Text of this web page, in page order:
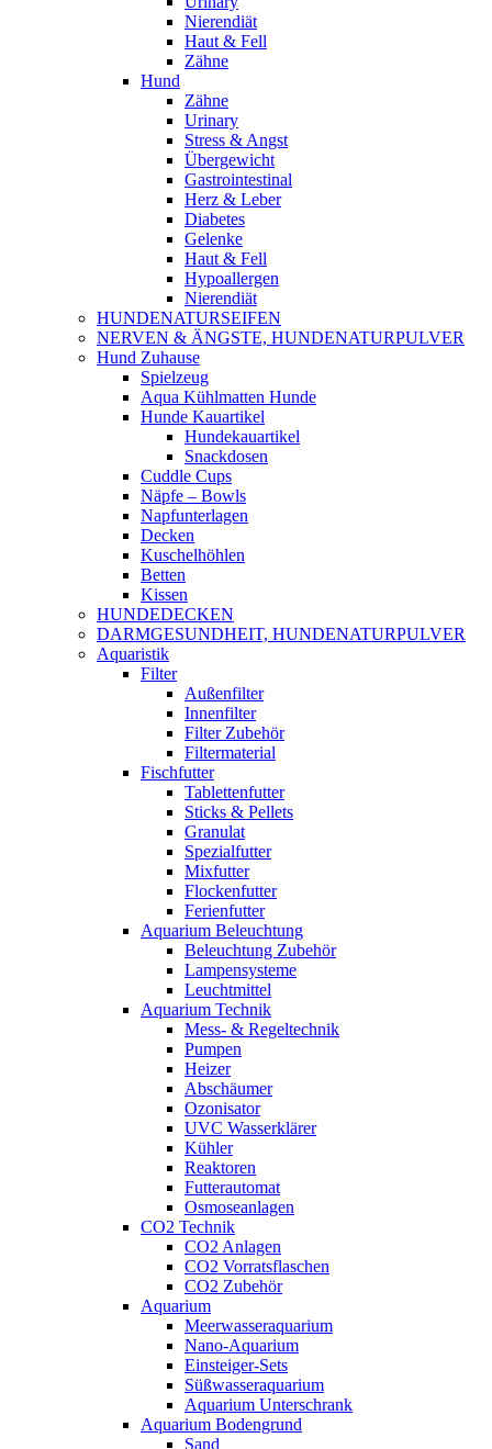
Nierendiät
Haut & Fell
Zähne
Hund
Zähne
Urinary
Stress & Angst
Übergewicht
Gastrointestinal
Herz & Leber
Diabetes
Gelenke
Haut & Fell
Hypoallergen
Nierendiät
HUNDENATURSEIFEN
NERVEN & ÄNGSTE, HUNDENATURPULVER
Hund Zuhause
Spielzeug
Aqua Kühlmatten Hunde
Hunde Kauartikel
Hundekauartikel
Snackdosen
Cuddle Cups
Näpfe – Bowls
Napfunterlagen
Decken
Kuschelhöhlen
Betten
Kissen
HUNDEDECKEN
DARMGESUNDHEIT, HUNDENATURPULVER
Aquaristik
Filter
Außenfilter
Innenfilter
Filter Zubehör
Filtermaterial
Fischfutter
Tablettenfutter
Sticks & Pellets
Granulat
Spezialfutter
Mixfutter
Flockenfutter
Ferienfutter
Aquarium Beleuchtung
Beleuchtung Zubehör
Lampensysteme
Leuchtmittel
Aquarium Technik
Mess- & Regeltechnik
Pumpen
Heizer
Abschäumer
Ozonisator
UVC Wasserklärer
Kühler
Reaktoren
Futterautomat
Osmoseanlagen
CO2 Technik
CO2 Anlagen
CO2 Vorratsflaschen
CO2 Zubehör
Aquarium
Meerwasseraquarium
Nano-Aquarium
Einsteiger-Sets
Süßwasseraquarium
Aquarium Unterschrank
Aquarium Bodengrund
Sand